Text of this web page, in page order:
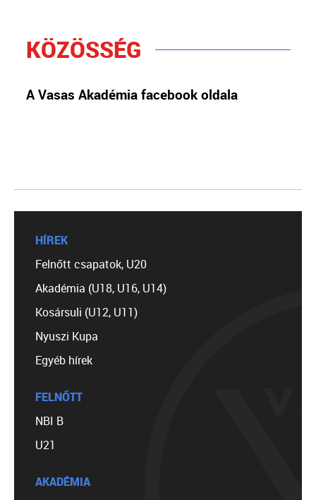
KÖZÖSSÉG
A Vasas Akadémia facebook oldala
HÍREK
Felnőtt csapatok, U20
Akadémia (U18, U16, U14)
Kosársuli (U12, U11)
Nyuszi Kupa
Egyéb hírek
FELNŐTT
NBI B
U21
AKADÉMIA